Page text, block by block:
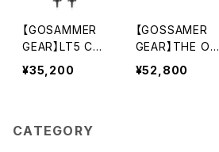
【GOSAMMER
GEAR】LT5 Car
bon Trekking
Poles (ペア)
¥35,200
【GOSSAMER
GEAR】THE ON
E
¥52,800
CATEGORY